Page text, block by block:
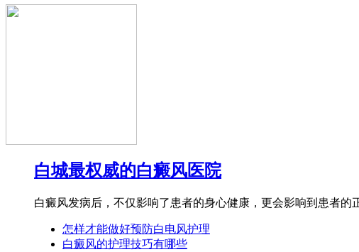
白城最权威的白癜风医院
白癜风发病后，不仅影响了患者的身心健康，更会影响到患者
怎样才能做好预防白电风护理
白癜风的护理技巧有哪些